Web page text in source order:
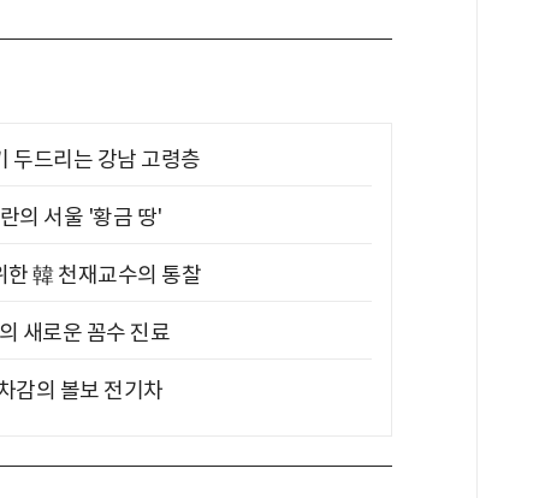
두드리는 강남 고령층
의 서울 '황금 땅'
韓 천재교수의 통찰
새로운 꼼수 진료
감의 볼보 전기차